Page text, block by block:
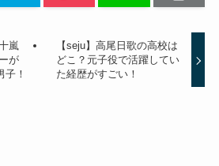
嵐
が
子！
【seju】高尾日歌の高校は
どこ？元子役で活躍してい
た経歴がすごい！